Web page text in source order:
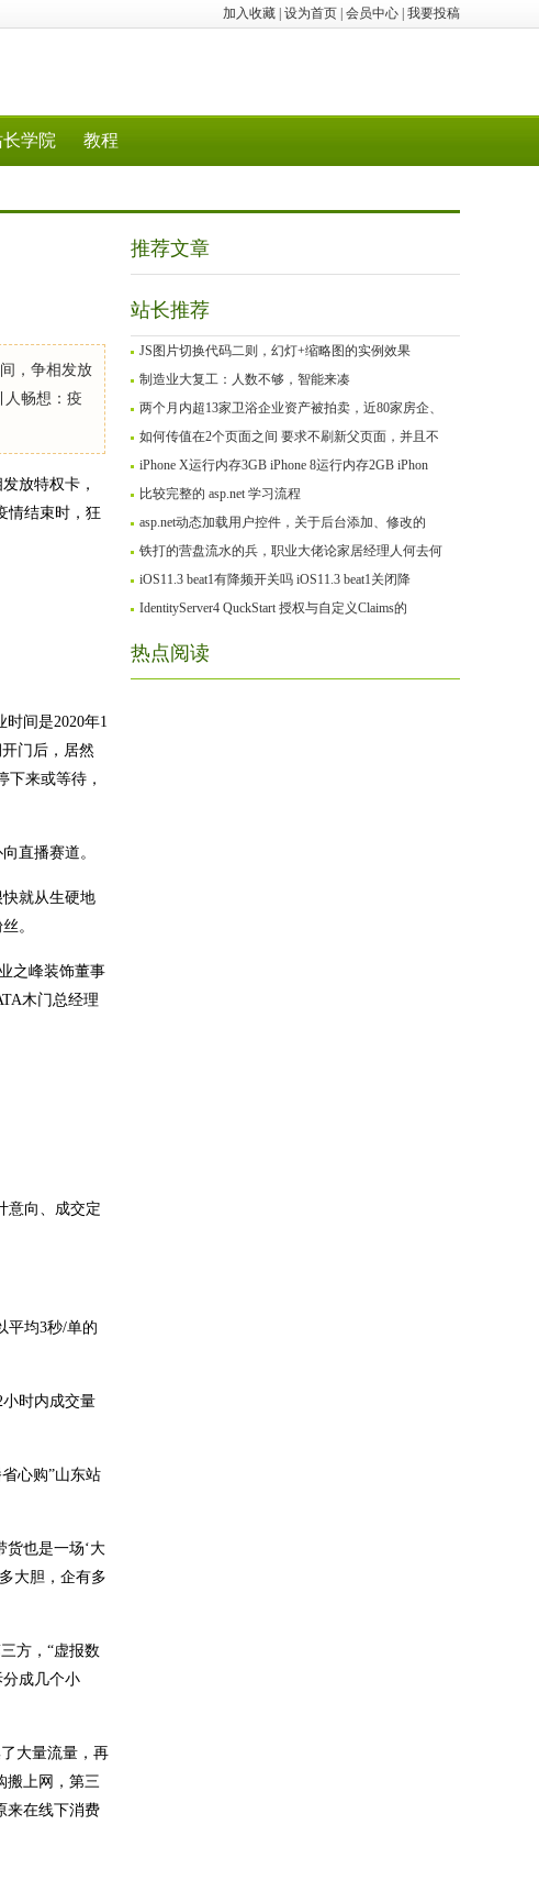
加入收藏 设为首页 会员中心 我要投稿
学院 教程
，争相发放
人畅想：疫
放特权卡，
情结束时，狂
间是2020年1
门后，居然
来或等待，
直播赛道。
就从生硬地
。
之峰装饰董事
木门总经理
意向、成交定
平均3秒/单的
小时内成交量
心购”山东站
货也是一场‘大
大胆，企有多
方，“虚报数
成几个小
大量流量，再
搬上网，第三
来在线下消费
推荐文章
站长推荐
JS图片切换代码二则，幻灯+缩略图的实例效果
制造业大复工：人数不够，智能来凑
两个月内超13家卫浴企业资产被拍卖，近80家房企、
如何传值在2个页面之间 要求不刷新父页面，并且不
iPhone X运行内存3GB iPhone 8运行内存2GB iPhon
比较完整的 asp.net 学习流程
asp.net动态加载用户控件，关于后台添加、修改的
铁打的营盘流水的兵，职业大佬论家居经理人何去何
iOS11.3 beat1有降频开关吗 iOS11.3 beat1关闭降
IdentityServer4 QuckStart 授权与自定义Claims的
热点阅读